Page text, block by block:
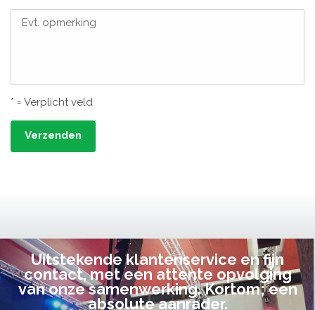
Evt. opmerking
* = Verplicht veld
Verzenden
Uitstekende klantenservice en fijn
contact, met een attente opvolging
van onze samenwerking. Kortom; een
absolute aanrader.